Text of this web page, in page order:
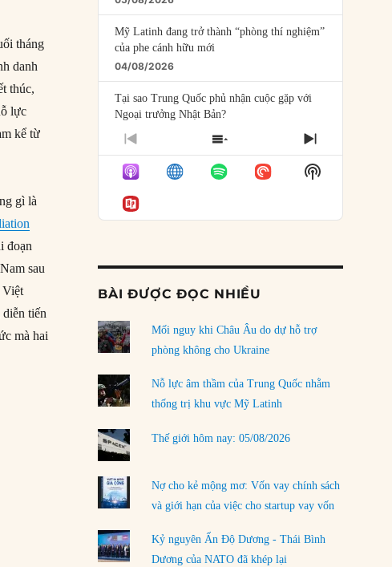
tháng
danh
thúc,
lực
kể từ
gì là
đoạn
sau
Việt
tiến
mà hai
đến quan hệ thực chất”
Mỹ Latinh đang trở thành “phòng thí nghiệm”
của phe cánh hữu mới
04/08/2026
Tại sao Trung Quốc phủ nhận cuộc gặp với
Ngoại trưởng Nhật Bản?
04/08/2026
Điểm mù chiến lược của Trump tại Thái Bình
Dương
03/08/2026
rủi ro
01/08/2026
31/07/2026
phải chịu đựng?
30/07/2026
Tập tìm cách chôn vùi bê bối chấn động vòng
tròn thân cận của mình
LOAD MORE
PREVIOUS
EPISODE
SHOW
EPISODES
LIST
NEXT
EPISODE
Show
Podcast
BÀI ĐƯỢC ĐỌC NHIỀU
Mối nguy khi Châu Âu do dự hỗ trợ
phòng không cho Ukraine
Nỗ lực âm thầm của Trung Quốc nhằm
thống trị khu vực Mỹ Latinh
Thế giới hôm nay: 05/08/2026
Nợ cho kẻ mộng mơ: Vốn vay chính sách
và giới hạn của việc cho startup vay vốn
Kỷ nguyên Ấn Độ Dương - Thái Bình
Dương của NATO đã khép lại